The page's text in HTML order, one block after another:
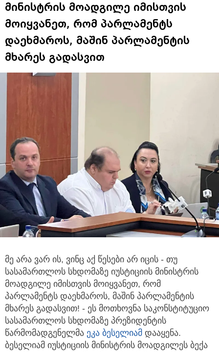
მინისტრის მოადგილე იმისთვის
მოიყვანეთ, რომ პარლამენტს
დაეხმაროს, მაშინ პარლამენტის
მხარეს გადასვით
მე არა ვარ ის, ვინც აქ წესები არ იცის - თუ
სასამართლოს სხდომაზე იუსტიციის მინისტრის
მოადგილე იმისთვის მოიყვანეთ, რომ
პარლამენტს დაეხმაროს, მაშინ პარლამენტის
მხარეს გადასვით! - ეს მოთხოვნა საკონსტიტუციო
სასამართლოს სხდომაზე პრეზიდენტის
წარმომადგენელმა ეკა ბესელიამ დააყენა.
ბესელიამ იუსტიციის მინისტრის მოადგილეს ბექა